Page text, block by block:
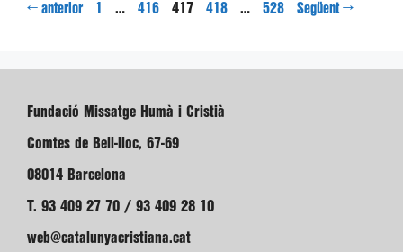
← anterior Pàgina
… Pàgina
416 Pàgina
417 Pàgina
418 … Pàgina
528 Següent →
Fundació Missatge Humà i Cristià
Comtes de Bell-lloc, 67-69
08014 Barcelona
T. 93 409 27 70 / 93 409 28 10
web@catalunyacristiana.cat